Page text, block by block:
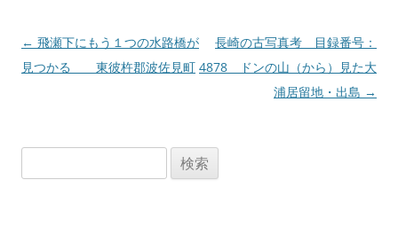
投
稿
← 飛瀬下にもう１つの水路橋が
見つかる 東彼杵郡波佐見町
長崎の古写真考 目録番号：
4878 ドンの山（から）見た大
浦居留地・出島 →
索: